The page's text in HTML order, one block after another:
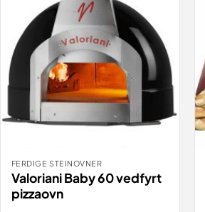
BESTILL
FERDIGE STEINOVNER
Valoriani Baby 60 vedfyrt
pizzaovn